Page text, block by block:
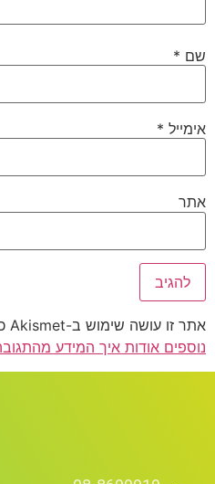
שם *
אימייל *
אתר
אתר זו עושה שימוש ב-Akismet כדי לסנן תגובות זבל.
נוספים אודות איך המידע